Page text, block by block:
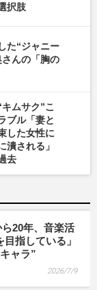
択肢
た“ジャニー
んの「胸の
ムサク”こ
ブル「妻と
した女性に
潰される」
去
20年、音楽活
指している」
ャラ”
2026/7/9